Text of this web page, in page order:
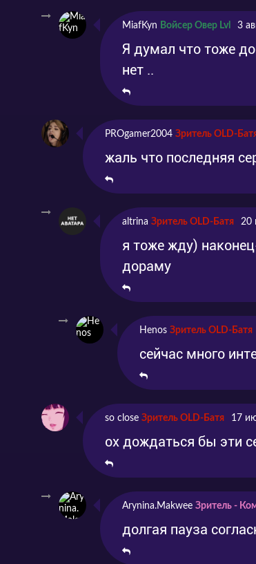
Серия 16
Эпизод 16
Серия 17
Эпизод 17
MiafKyn Войсер Овер Lvl 3
Я думал что тоже
нет ..
PROgamer2004 Зритель OLD-
жаль что последняя
altrina Зритель OLD-Батя 20
я тоже жду)
дораму
Henos Зритель OLD-Батя
сейчас много
so close Зритель OLD-Батя 17
ох дождаться бы эти
Arynina.Makwee Зритель -
долгая пауза